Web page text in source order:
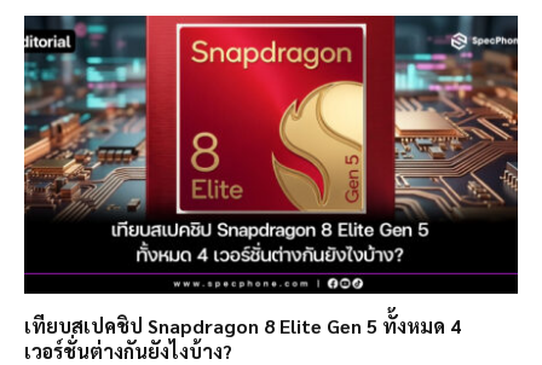
เทียบสเปคชิป Snapdragon 8 Elite Gen 5 ทั้งหมด 4
เวอร์ชั่นต่างกันยังไงบ้าง?